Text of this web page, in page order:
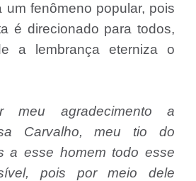
um fenômeno popular, pois
é direcionado para todos,
a lembrança eterniza o
meu agradecimento a
Carvalho, meu tio do
a esse homem todo esse
pois por meio dele